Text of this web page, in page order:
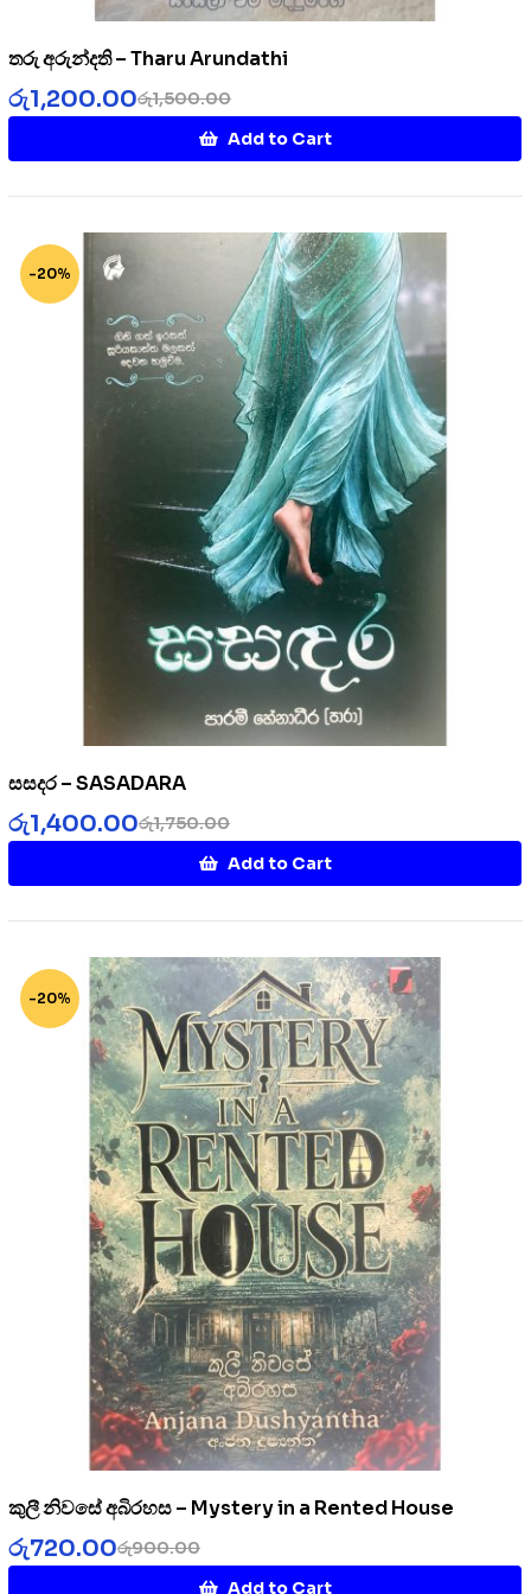
තරු අරුන්දති – Tharu Arundathi
රු1,500.00
රු1,200.00
Add to Cart
-20%
සසදර – SASADARA
රු1,750.00
රු1,400.00
Add to Cart
-20%
කුලී නිවසේ අබිරහස – Mystery in a Rented House
රු900.00
රු720.00
Add to Cart